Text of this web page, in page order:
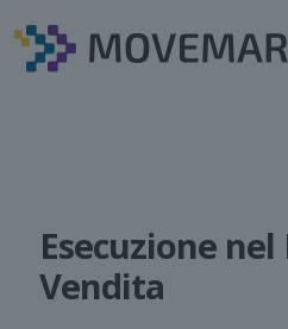
Esecuzione
Vendita